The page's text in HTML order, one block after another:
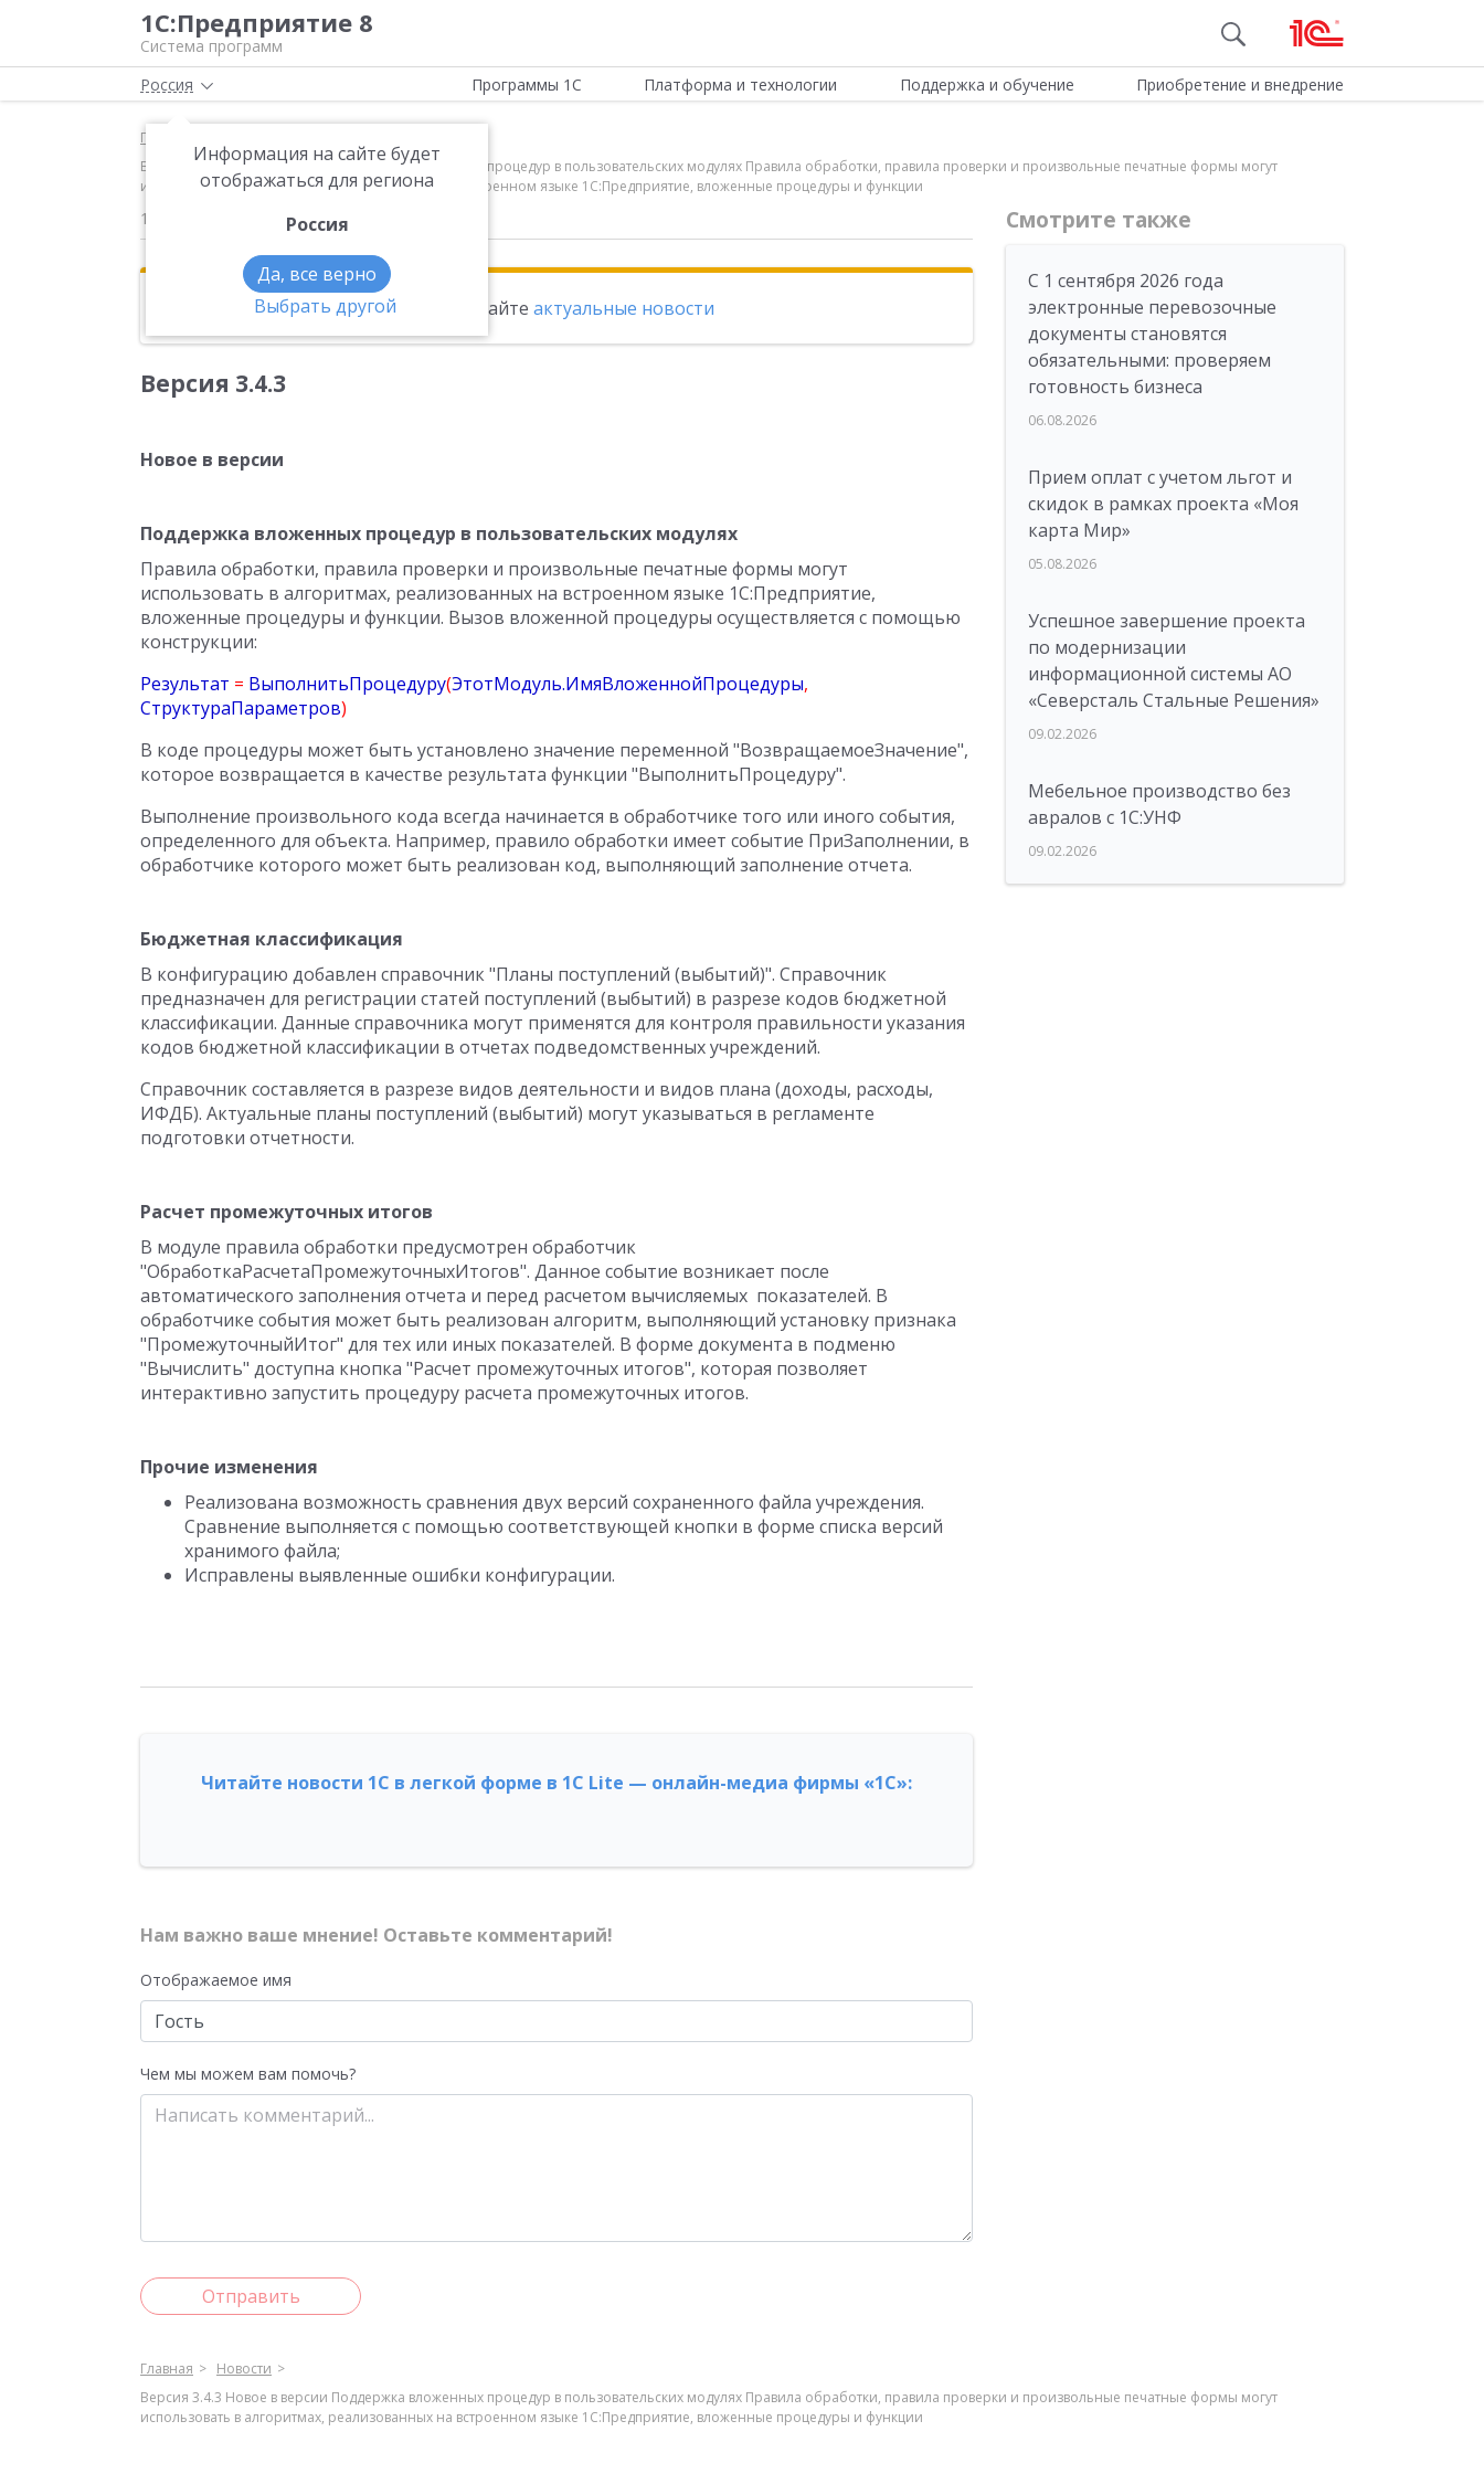
1С:Предприятие 8
Система программ
Россия
Информация на сайте будет
отображаться для региона
Россия
Да, все верно
Выбрать другой
Программы 1С Платформа и технологии Поддержка и обучение Приобретение и внедрение
Главная
Версия 3.4.3 Новое в версии Поддержка вложенных процедур в пользовательских модулях Правила обработки, правила проверки и произвольные печатные формы могут
использовать в алгоритмах, реализованных на встроенном языке 1С:Предприятие, вложенные процедуры и функции
19.08.2011
Эта новость находится в архиве. Читайте актуальные новости
Версия 3.4.3
Новое в версии
Поддержка вложенных процедур в пользовательских модулях
Правила обработки, правила проверки и произвольные печатные формы могут
использовать в алгоритмах, реализованных на встроенном языке 1С:Предприятие,
вложенные процедуры и функции. Вызов вложенной процедуры осуществляется с помощью
конструкции:
Результат = ВыполнитьПроцедуру(ЭтотМодуль.ИмяВложеннойПроцедуры,
СтруктураПараметров)
В коде процедуры может быть установлено значение переменной "ВозвращаемоеЗначение",
которое возвращается в качестве результата функции "ВыполнитьПроцедуру".
Выполнение произвольного кода всегда начинается в обработчике того или иного события,
определенного для объекта. Например, правило обработки имеет событие ПриЗаполнении, в
обработчике которого может быть реализован код, выполняющий заполнение отчета.
Бюджетная классификация
В конфигурацию добавлен справочник "Планы поступлений (выбытий)". Справочник
предназначен для регистрации статей поступлений (выбытий) в разрезе кодов бюджетной
классификации. Данные справочника могут применятся для контроля правильности указания
кодов бюджетной классификации в отчетах подведомственных учреждений.
Справочник составляется в разрезе видов деятельности и видов плана (доходы, расходы,
ИФДБ). Актуальные планы поступлений (выбытий) могут указываться в регламенте
подготовки отчетности.
Расчет промежуточных итогов
В модуле правила обработки предусмотрен обработчик
"ОбработкаРасчетаПромежуточныхИтогов". Данное событие возникает после
автоматического заполнения отчета и перед расчетом вычисляемых показателей. В
обработчике события может быть реализован алгоритм, выполняющий установку признака
"ПромежуточныйИтог" для тех или иных показателей. В форме документа в подменю
"Вычислить" доступна кнопка "Расчет промежуточных итогов", которая позволяет
интерактивно запустить процедуру расчета промежуточных итогов.
Прочие изменения
Реализована возможность сравнения двух версий сохраненного файла учреждения.
Сравнение выполняется с помощью соответствующей кнопки в форме списка версий
хранимого файла;
Исправлены выявленные ошибки конфигурации.
Читайте новости 1С в легкой форме в 1С Lite — онлайн-медиа фирмы «1С»:
Нам важно ваше мнение! Оставьте комментарий!
Отображаемое имя
Чем мы можем вам помочь?
Отправить
Смотрите также
С 1 сентября 2026 года
электронные перевозочные
документы становятся
обязательными: проверяем
готовность бизнеса
06.08.2026
Прием оплат с учетом льгот и
скидок в рамках проекта «Моя
карта Мир»
05.08.2026
Успешное завершение проекта
по модернизации
информационной системы АО
«Северсталь Стальные Решения»
09.02.2026
Мебельное производство без
авралов с 1С:УНФ
09.02.2026
Главная
Новости
Версия 3.4.3 Новое в версии Поддержка вложенных процедур в пользовательских модулях Правила обработки, правила проверки и произвольные печатные формы могут
использовать в алгоритмах, реализованных на встроенном языке 1С:Предприятие, вложенные процедуры и функции